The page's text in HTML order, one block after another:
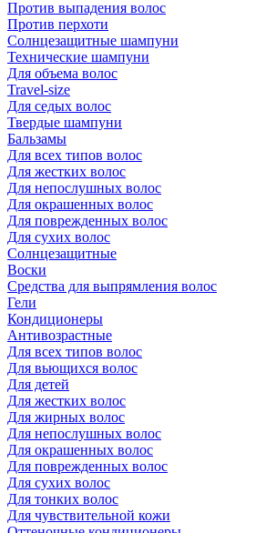
Против выпадения волос
Против перхоти
Солнцезащитные шампуни
Технические шампуни
Для объема волос
Travel-size
Для седых волос
Твердые шампуни
Бальзамы
Для всех типов волос
Для жестких волос
Для непослушных волос
Для окрашенных волос
Для поврежденных волос
Для сухих волос
Солнцезащитные
Воски
Средства для выпрямления волос
Гели
Кондиционеры
Антивозрастные
Для всех типов волос
Для вьющихся волос
Для детей
Для жестких волос
Для жирных волос
Для непослушных волос
Для окрашенных волос
Для поврежденных волос
Для сухих волос
Для тонких волос
Для чувствительной кожи